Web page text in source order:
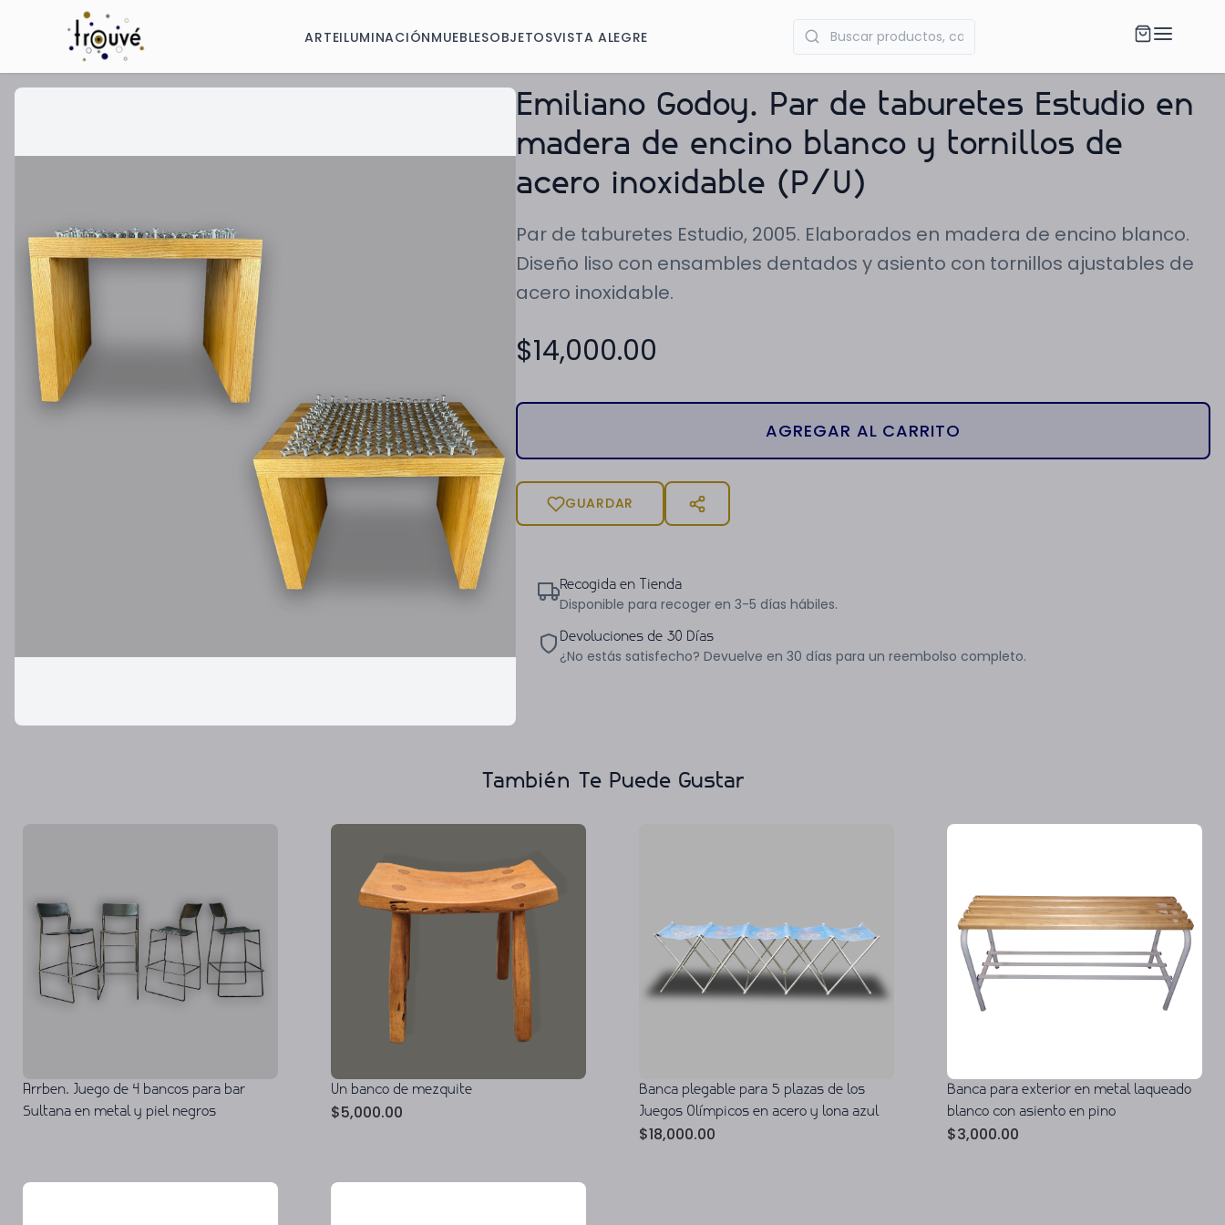
ARTEILUMINACIÓNMUEBLESOBJETOSVISTA ALEGRE
Emiliano Godoy. Par de taburetes Estudio en
madera de encino blanco y tornillos de
acero inoxidable (P/U)
Par de taburetes Estudio, 2005. Elaborados en madera de encino blanco.
Diseño liso con ensambles dentados y asiento con tornillos ajustables de
acero inoxidable.
$14,000.00
AGREGAR AL CARRITO
GUARDAR
Recogida en Tienda
Disponible para recoger en 3-5 días hábiles.
Devoluciones de 30 Días
¿No estás satisfecho? Devuelve en 30 días para un reembolso completo.
También Te Puede Gustar
Arrben. Juego de 4 bancos para bar
Sultana en metal y piel negros
Un banco de mezquite
$5,000.00
Banca plegable para 5 plazas de los
Juegos Olímpicos en acero y lona azul
$18,000.00
Banca para exterior en metal laqueado
blanco con asiento en pino
$3,000.00